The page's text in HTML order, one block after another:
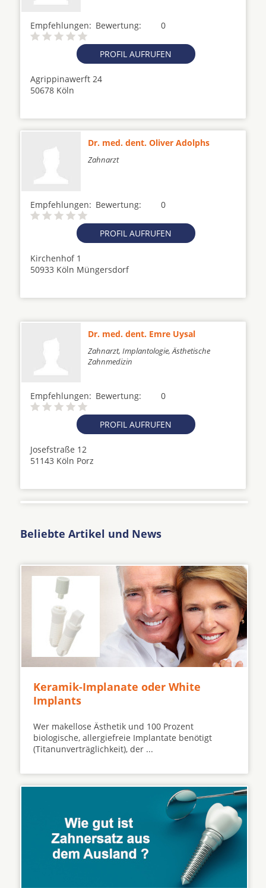
Empfehlungen: 0
Bewertung:
PROFIL AUFRUFEN
Agrippinawerft 24
50678 Köln
Dr. med. dent. Oliver Adolphs
Zahnarzt
Empfehlungen: 0
Bewertung:
PROFIL AUFRUFEN
Kirchenhof 1
50933 Köln Müngersdorf
Dr. med. dent. Emre Uysal
Zahnarzt, Implantologie, Ästhetische
Zahnmedizin
Empfehlungen: 0
Bewertung:
PROFIL AUFRUFEN
Josefstraße 12
51143 Köln Porz
Beliebte Artikel und News
Keramik-Implanate oder White
Implants
Wer makellose Ästhetik und 100 Prozent
biologische, allergiefreie Implantate benötigt
(Titanunverträglichkeit), der ...